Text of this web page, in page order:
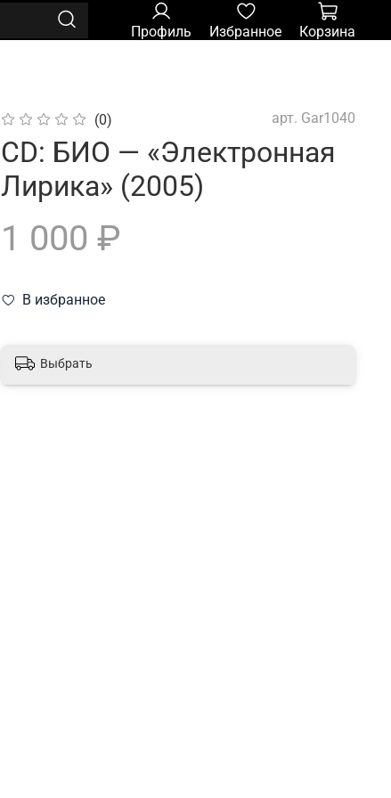
Профиль Избранное
Корзина
(0) арт. Gar1040
CD: БИО — «Электронная
Лирика» (2005)
1 000 ₽
В избранное
Выбрать